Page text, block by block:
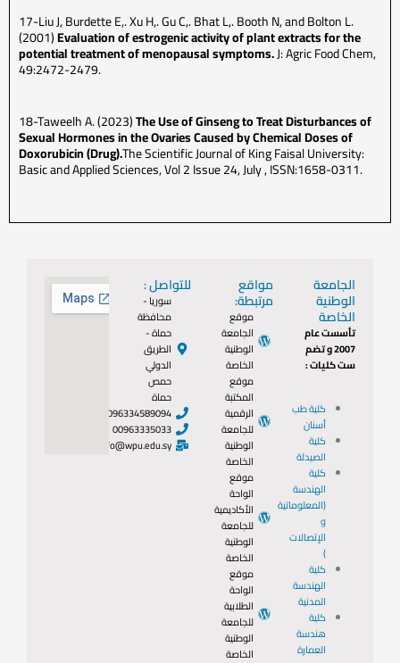
17-Liu J, Burdette E,. Xu H,. Gu C,. Bhat L,. Booth N, and Bolton L.
(2001)Evaluation of estrogenic activity of plant extracts for the
potential treatment of menopausal symptoms.J: Agric Food Chem,
49:2472-2479.
18-Taweelh A. (2023)The Use of Ginseng to Treat Disturbances of
Sexual Hormones in the Ovaries Caused by Chemical Doses of
Doxorubicin (Drug).The Scientific Journal of King Faisal University:
Basic and Applied Sciences, Vol 2 Issue 24, July , ISSN:1658-0311.
الجامعة
الوطنية
الخاصة
تأسست عام
2007 و تضم
ست كليات :
كلية طب
أسنان
كلية
الصيدلة
كلية
الهندسة
(المعلوماتية
و
الإتصالات
)
كلية
الهندسة
المدنية
كلية
هندسة
العمارة
مواقع
مرتبطة:
موقع
الجامعة
الوطنية
الخاصة
موقع
المكتبة
الرقمية
للجامعة
الوطنية
الخاصة
موقع
الواحة
الأكاديمية
للجامعة
الوطنية
الخاصة
موقع
الواحة
الطلابية
للجامعة
الوطنية
الخاصة
للتواصل :
سوريا -
محافظة
حماة -
الطريق
الدولي
حمص
حماة
0096334589094
00963335033
info@wpu.edu.sy